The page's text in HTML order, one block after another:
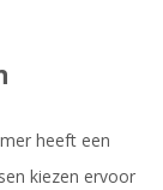
heeft een
kiezen ervoor